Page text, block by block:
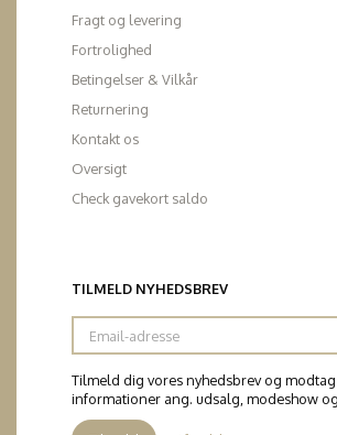
Fragt og levering
Fortrolighed
Betingelser & Vilkår
Returnering
Kontakt os
Oversigt
Check gavekort saldo
TILMELD NYHEDSBREV
Email-
adresse
Tilmeld dig vores nyhedsbrev og modtag
informationer ang. udsalg, modeshow